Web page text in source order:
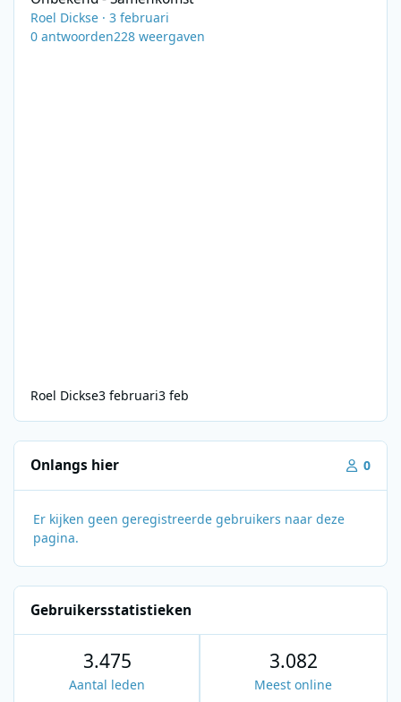
Roel Dickse ·3 februari
0 antwoorden228 weergaven
Roel Dickse3 februari3 feb
Onlangs hier 0
Er kijken geen geregistreerde gebruikers naar deze
pagina.
Gebruikersstatistieken
3.475
Aantal leden
3.082
Meest online